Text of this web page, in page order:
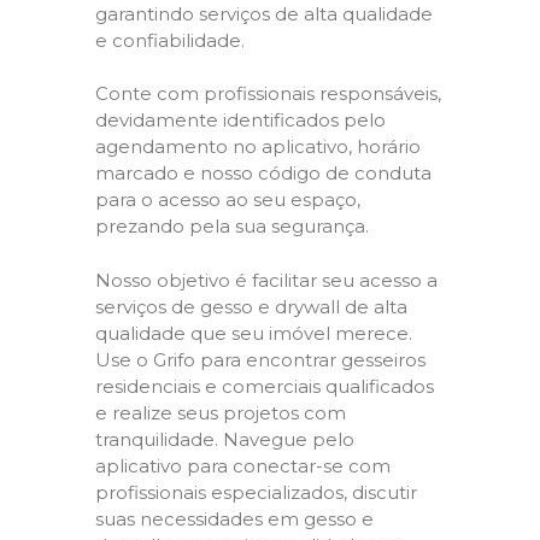
garantindo serviços de alta qualidade
e confiabilidade.
Conte com profissionais responsáveis,
devidamente identificados pelo
agendamento no aplicativo, horário
marcado e nosso código de conduta
para o acesso ao seu espaço,
prezando pela sua segurança.
Nosso objetivo é facilitar seu acesso a
serviços de gesso e drywall de alta
qualidade que seu imóvel merece.
Use o Grifo para encontrar gesseiros
residenciais e comerciais qualificados
e realize seus projetos com
tranquilidade. Navegue pelo
aplicativo para conectar-se com
profissionais especializados, discutir
suas necessidades em gesso e